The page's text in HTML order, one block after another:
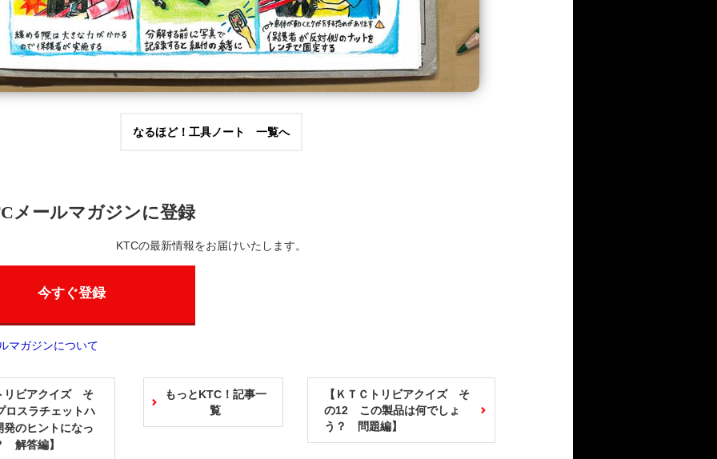
なるほど！工具ノート 一覧へ
メールマガジンに登録
KTCの最新情報をお届けいたします。
今すぐ登録
マガジンについて
リビアクイズ そ
スラチェットハ
発のヒントになっ
解答編】
もっとKTC！記事一
覧
【ＫＴＣトリビアクイズ そ
の12 この製品は何でしょ
う？ 問題編】